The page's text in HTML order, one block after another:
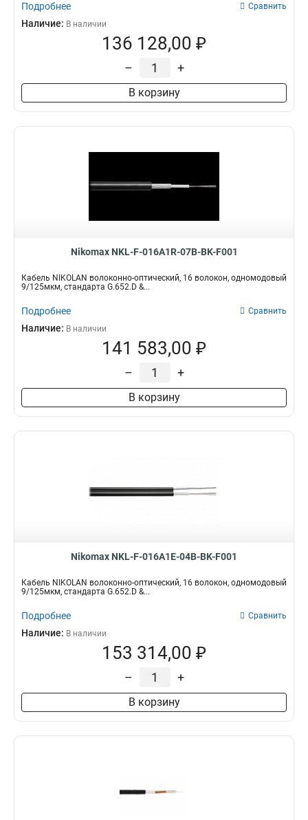
Подробнее Сравнить
Наличие: В наличии
136 128,00 ₽
– +
В корзину
Nikomax NKL-F-016A1R-07B-BK-F001
Кабель NIKOLAN волоконно-оптический, 16 волокон, одномодовый
9/125мкм, стандарта G.652.D &...
Подробнее Сравнить
Наличие: В наличии
141 583,00 ₽
– +
В корзину
Nikomax NKL-F-016A1E-04B-BK-F001
Кабель NIKOLAN волоконно-оптический, 16 волокон, одномодовый
9/125мкм, стандарта G.652.D &...
Подробнее Сравнить
Наличие: В наличии
153 314,00 ₽
– +
В корзину